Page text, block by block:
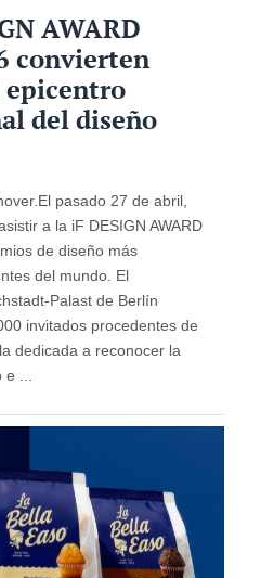
AWARD
convierten
del diseño
pasado 27 de abril,
a la iF DESIGN AWARD
de diseño más
del mundo. El
Palast de Berlín
invitados procedentes de
dedicada a reconocer la
e ...